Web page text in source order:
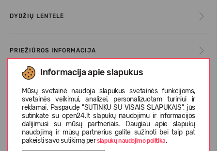
Informacija apie slapukus
Mūsų svetainė naudoja slapukus svetainės funkcijoms,
svetainės veikimui, analizei, personalizuotam turiniui ir
reklamai. Paspaudę "SUTINKU SU VISAIS SLAPUKAIS", jūs
sutinkate su open24.lt slapukų naudojimu ir informacijos
dalijimusi su mūsų partneriais. Daugiau apie slapukų
naudojimą ir mūsų partnerius galite sužinoti bei taip pat
pakeisti savo sutikimą perslapukų naudojimo politika.
DYDŽIŲ LENTELĖ
PRIEŽIŪROS INFORMACIJA
KLIENTŲ ATSILIEPIMAI (1)